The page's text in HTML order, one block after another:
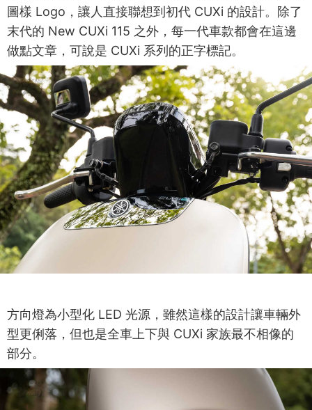
圖樣 Logo，讓人直接聯想到初代 CUXi 的設計。除了
末代的 New CUXi 115 之外，每一代車款都會在這邊
做點文章，可說是 CUXi 系列的正字標記。
方向燈為小型化 LED 光源，雖然這樣的設計讓車輛外
型更俐落，但也是全車上下與 CUXi 家族最不相像的
部分。